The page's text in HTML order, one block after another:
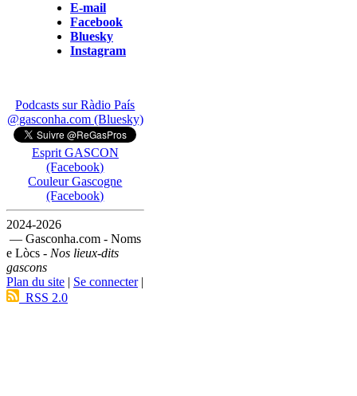
E-mail
Facebook
Bluesky
Instagram
Podcasts sur Ràdio País
@gasconha.com (Bluesky)
Esprit GASCON
(Facebook)
Couleur Gascogne
(Facebook)
2024-2026
— Gasconha.com - Noms
e Lòcs - Nos lieux-dits
gascons
Plan du site
Se connecter|
RSS 2.0